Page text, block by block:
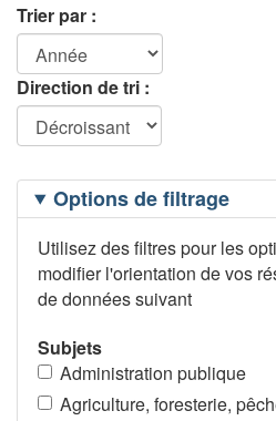
Trier par :
Direction de tri :
Filtrage
desOptions de filtrage
Utilisez des filtres pour les
modifier l'orientation de vos
de données suivant
Subjets
Administration publique
Agriculture, foresterie,